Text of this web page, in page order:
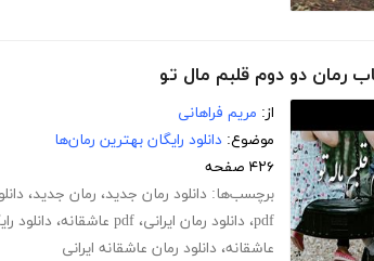
رمان دو دوم قلبم مال تو
از: مریم فراهانی
موضوع: دانلود رایگان بهترین رمان‌ها
۴۲۶ صفحه
برچسب‌ها: دانلود رمان جدید، رمان جدید،
pdf، دانلود رمان ایرانی، pdf عاشقانه ، دانلود
عاشقانه، دانلود رمان عاشقانه ایرانی